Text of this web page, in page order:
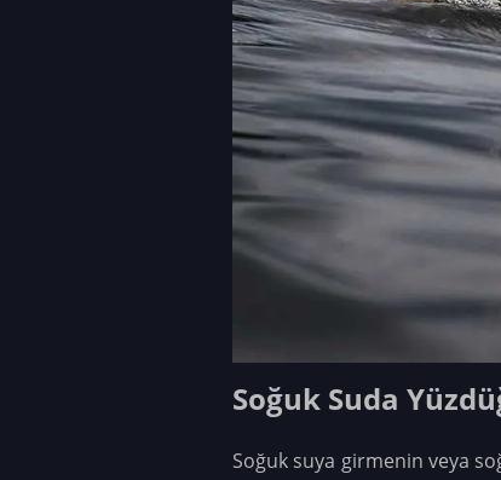
Soğuk Suda
Soğuk suya girmenin veya